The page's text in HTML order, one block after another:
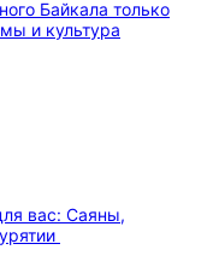
вас: Саяны,